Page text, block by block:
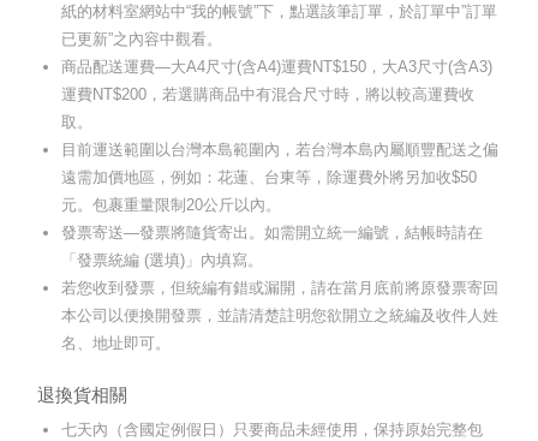
紙的材料室網站中“我的帳號”下，點選該筆訂單，於訂單中”訂單
已更新”之內容中觀看。
商品配送運費—大A4尺寸(含A4)運費NT$150，大A3尺寸(含A3)
運費NT$200，若選購商品中有混合尺寸時，將以較高運費收
取。
目前運送範圍以台灣本島範圍內，若台灣本島內屬順豐配送之偏
遠需加價地區，例如：花蓮、台東等，除運費外將另加收$50
元。包裹重量限制20公斤以內。
發票寄送—發票將隨貨寄出。如需開立統一編號，結帳時請在
「發票統編 (選填)」內填寫。
若您收到發票，但統編有錯或漏開，請在當月底前將原發票寄回
本公司以便換開發票，並請清楚註明您欲開立之統編及收件人姓
名、地址即可。
退換貨相關
七天內（含國定例假日）只要商品未經使用，保持原始完整包